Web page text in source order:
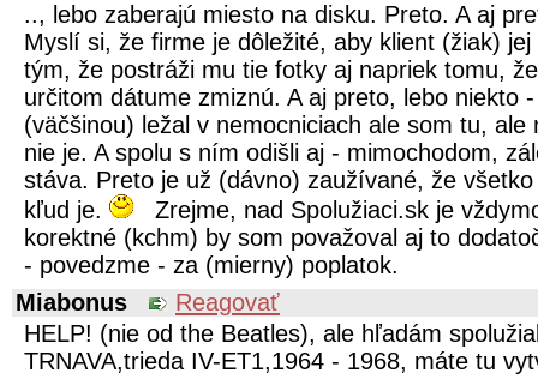
.., lebo zaberajú miesto na disku. Preto. A aj
Myslí si, že firme je dôležité, aby klient (žiak)
tým, že postráži mu tie fotky aj napriek tomu,
určitom dátume zmiznú. A aj preto, lebo niekto
(väčšinou) ležal v nemocniciach ale som tu, ale
nie je. A spolu s ním odišli aj - mimochodom,
stáva. Preto je už (dávno) zaužívané, že
kľud je.
Zrejme, nad Spolužiaci.sk je
korektné (kchm) by som považoval aj to
- povedzme - za (mierny) poplatok.
Miabonus
Reagovať
HELP! (nie od the Beatles), ale hľadám
TRNAVA,trieda IV-ET1,1964 - 1968, máte tu